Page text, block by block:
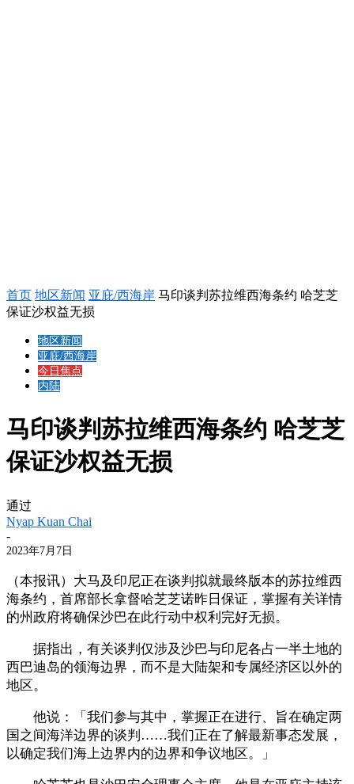
首页 地区新闻 亚庇/西海岸 马印谈判苏拉维西海条约 哈芝芝
保证沙权益无损
地区新闻
亚庇/西海岸
今日焦点
内陆
马印谈判苏拉维西海条约 哈芝芝
保证沙权益无损
通过
Nyap Kuan Chai
-
2023年7月7日
（本报讯）大马及印尼正在谈判拟就最终版本的苏拉维西
海条约，首席部长拿督哈芝芝诺昨日保证，掌握有关详情
的州政府将确保沙巴在此行动中权利完好无损。
据指出，有关谈判仅涉及沙巴与印尼各占一半土地的
西巴迪岛的领海边界，而不是大陆架和专属经济区以外的
地区。
他说：「我们参与其中，掌握正在进行、旨在确定两
国之间海洋边界的谈判……我们正在了解最新事态发展，
以确定我们海上边界内的边界和争议地区。」